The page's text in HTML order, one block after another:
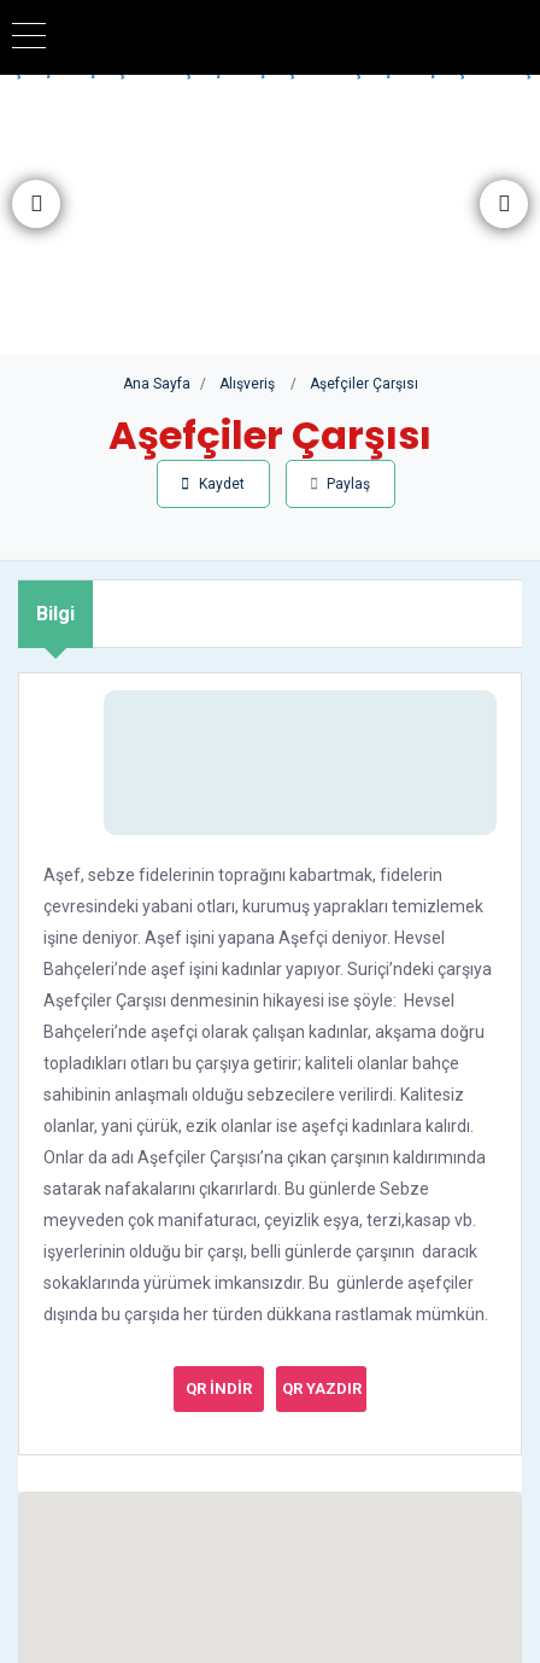
dikkat:
Bu
bir
erişilebilirlik
sistemi
Ana Sayfa Alışveriş Aşefçiler Çarşısı
Aşefçiler Çarşısı
Kaydet Paylaş
Bilgi
Aşef, sebze fidelerinin toprağını kabartmak, fidelerin
çevresindeki yabani otları, kurumuş yaprakları temizlemek
işine deniyor. Aşef işini yapana Aşefçi deniyor. Hevsel
Bahçeleri’nde aşef işini kadınlar yapıyor. Suriçi’ndeki çarşıya
Aşefçiler Çarşısı denmesinin hikayesi ise şöyle: Hevsel
Bahçeleri’nde aşefçi olarak çalışan kadınlar, akşama doğru
topladıkları otları bu çarşıya getirir; kaliteli olanlar bahçe
sahibinin anlaşmalı olduğu sebzecilere verilirdi. Kalitesiz
olanlar, yani çürük, ezik olanlar ise aşefçi kadınlara kalırdı.
Onlar da adı Aşefçiler Çarşısı’na çıkan çarşının kaldırımında
satarak nafakalarını çıkarırlardı. Bu günlerde Sebze
meyveden çok manifaturacı, çeyizlik eşya, terzi,kasap vb.
işyerlerinin olduğu bir çarşı, belli günlerde çarşının daracık
sokaklarında yürümek imkansızdır. Bu günlerde aşefçiler
dışında bu çarşıda her türden dükkana rastlamak mümkün.
QR İNDİR QR YAZDIR